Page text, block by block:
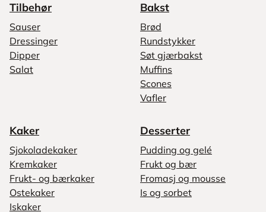
Tilbehør
Sauser
Dressinger
Dipper
Salat
Bakst
Brød
Rundstykker
Søt gjærbakst
Muffins
Scones
Vafler
Kaker
Sjokoladekaker
Kremkaker
Frukt- og bærkaker
Ostekaker
Iskaker
Desserter
Pudding og gelé
Frukt og bær
Fromasj og mousse
Is og sorbet